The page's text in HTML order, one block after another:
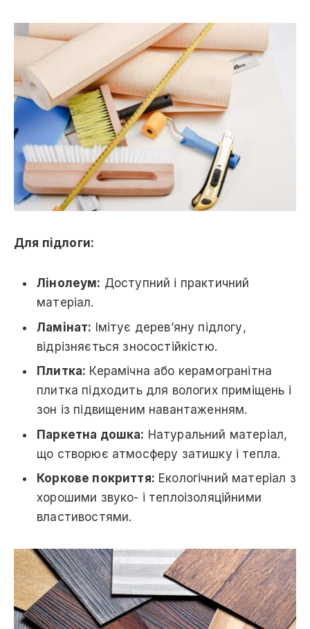
Для підлоги:
Лінолеум: Доступний і практичний
матеріал.
Ламінат: Імітує дерев’яну підлогу,
відрізняється зносостійкістю.
Плитка: Керамічна або керамогранітна
плитка підходить для вологих приміщень і
зон із підвищеним навантаженням.
Паркетна дошка: Натуральний матеріал,
що створює атмосферу затишку і тепла.
Коркове покриття: Екологічний матеріал з
хорошими звуко- і теплоізоляційними
властивостями.